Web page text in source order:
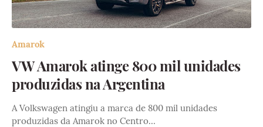
Amarok
VW Amarok atinge 800 mil unidades
produzidas na Argentina
A Volkswagen atingiu a marca de 800 mil unidades
produzidas da Amarok no Centro…